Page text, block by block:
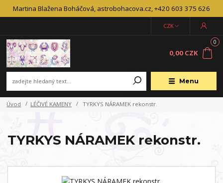
Martina Blažena Boháčová, astrobohacova.cz, +420 603 375 626
Menu
CZK
0
0,00 CZK
Úvod LÉČIVÉ KAMENY TYRKYS NÁRAMEK rekonstr.
TYRKYS NÁRAMEK rekonstr.